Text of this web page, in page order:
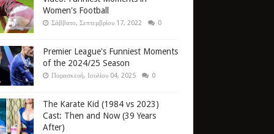
Women's Football
Σάββατο, Σεπτεμβρίου 17, 2022 0
Premier League's Funniest Moments
of the 2024/25 Season
Παρασκευή, Ιουλίου 04, 2025 0
The Karate Kid (1984 vs 2023)
Cast: Then and Now (39 Years
After)